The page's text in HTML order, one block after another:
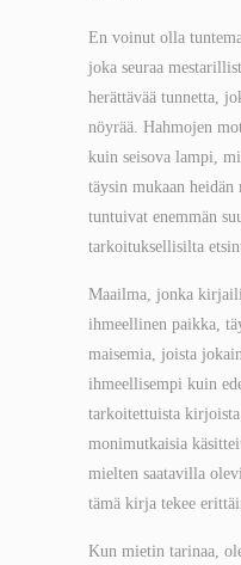
En voinut olla
joka seuraa
herättävää tunnetta,
nöyrää. Hahmojen
kuin seisova lampi,
täysin mukaan
tuntuivat enemmän
tarkoituksellisilta
Maailma, jonka
ihmeellinen paikka,
maisemia, joista
ihmeellisempi kuin
tarkoitettuista
monimutkaisia
mielten saatavilla
tämä kirja tekee
Kun mietin tarinaa,